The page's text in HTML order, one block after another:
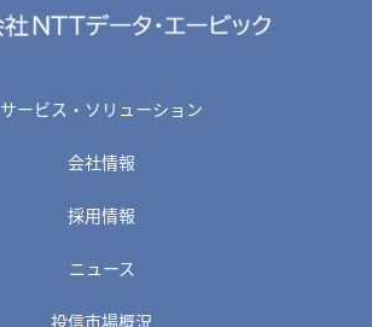
サービス・ソリューション
会社情報
採用情報
ニュース
投信市場概況